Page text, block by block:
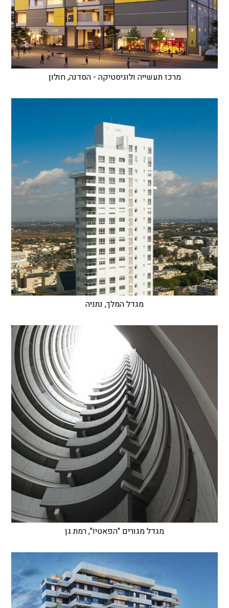
מרכז תעשייה ולוגיסטיקה - הסדנה, חולון
מגדל המלך, נתניה
מגדל מגורים "הפאטיו", רמת גן